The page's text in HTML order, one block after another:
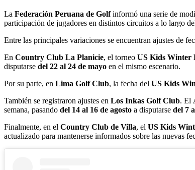
La Federación Peruana de Golfinformó una serie de
participación de jugadores en distintos circuitos a lo largo
Entre las principales variaciones se encuentran ajustes de
En Country Club La Planicie, el torneo US Kids Winter
disputarse del 22 al 24 de mayo en el mismo escenario.
Por su parte, en Lima Golf Club, la fecha del US Kids
También se registraron ajustes en Los Inkas Golf Club. El
semana, pasando del 14 al 16 de agosto a disputarse del 7
Finalmente, en el Country Club de Villa, el US Kids
actualizado para mantenerse informados sobre las nuevas